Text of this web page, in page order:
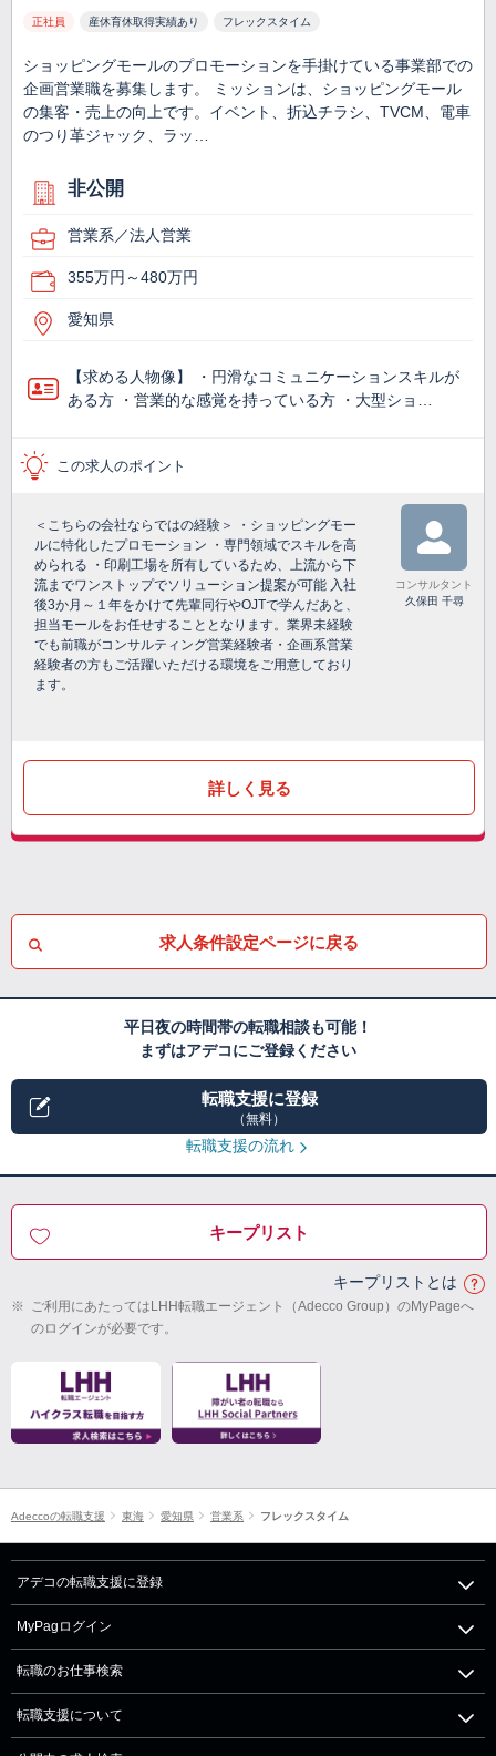
正社員 産休育休取得実績あり フレックスタイム
ショッピングモールのプロモーションを手掛けている事業部での
企画営業職を募集します。 ミッションは、ショッピングモール
の集客・売上の向上です。イベント、折込チラシ、TVCM、電車
のつり革ジャック、ラッ…
非公開
営業系／法人営業
355万円～480万円
愛知県
【求める人物像】 ・円滑なコミュニケーションスキルが
ある方 ・営業的な感覚を持っている方 ・大型ショ…
この求人のポイント
＜こちらの会社ならではの経験＞ ・ショッピングモー
ルに特化したプロモーション ・専門領域でスキルを高
められる ・印刷工場を所有しているため、上流から下
流までワンストップでソリューション提案が可能 入社
後3か月～１年をかけて先輩同行やOJTで学んだあと、
担当モールをお任せすることとなります。業界未経験
でも前職がコンサルティング営業経験者・企画系営業
経験者の方もご活躍いただける環境をご用意しており
ます。
コンサルタント
久保田 千尋
詳しく見る
求人条件設定ページに戻る
平日夜の時間帯の転職相談も可能！
まずはアデコにご登録ください
転職支援に登録
（無料）
転職支援の流れ
キープリスト
キープリストとは
※ ご利用にあたってはLHH転職エージェント（Adecco Group）のMyPageへ
のログインが必要です。
Adeccoの転職支援 東海 愛知県 営業系 フレックスタイム
アデコの転職支援に登録
MyPagログイン
転職のお仕事検索
転職支援について